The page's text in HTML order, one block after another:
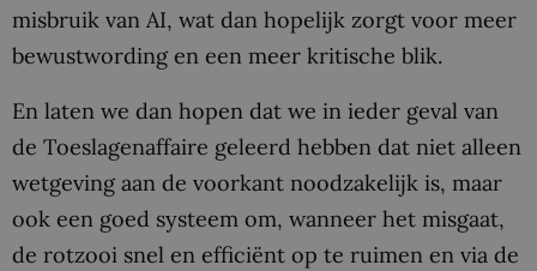
misbruik van AI, wat dan hopelijk zorgt voor meer
bewustwording en een meer kritische blik.
En laten we dan hopen dat we in ieder geval van
de Toeslagenaffaire geleerd hebben dat niet alleen
wetgeving aan de voorkant noodzakelijk is, maar
ook een goed systeem om, wanneer het misgaat,
de rotzooi snel en efficiënt op te ruimen en via de